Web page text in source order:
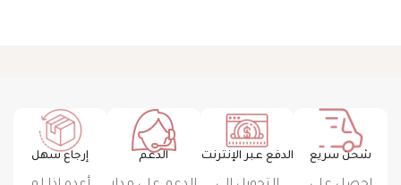
شحن سريع الدفع عبر الإنترنت الدعم إرجاع سهل